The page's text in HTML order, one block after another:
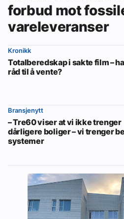
forbud mot
vareleveranser
Kronikk
Totalberedskap i sakte film –
råd til å vente?
Bransjenytt
– Tre60 viser at vi ikke trenger
dårligere boliger – vi trenger
systemer